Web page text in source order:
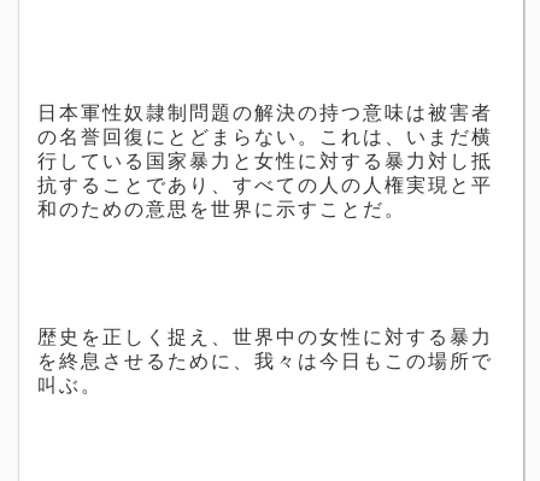
日本軍性奴隷制問題の解決の持つ意味は被害者
の名誉回復にとどまらない。これは、いまだ横
行している国家暴力と女性に対する暴力対し抵
抗することであり、すべての人の人権実現と平
和のための意思を世界に示すことだ。
歴史を正しく捉え、世界中の女性に対する暴力
を終息させるために、我々は今日もこの場所で
叫ぶ。